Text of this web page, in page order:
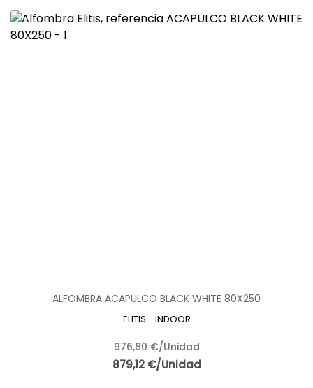
ALFOMBRA ACAPULCO BLACK WHITE 80X250
ELITIS - INDOOR
976,80 €/Unidad
879,12 €/Unidad